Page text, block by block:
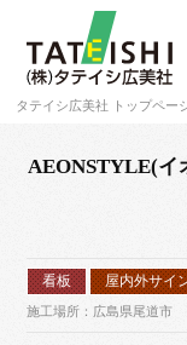
タテイシ広美社 トップペー
AEONSTYLE(
看板 屋内外サイ
施工場所：広島県尾道市